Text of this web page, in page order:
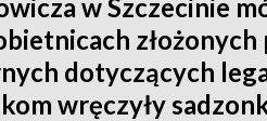
w Szczecinie
złożonych
dotyczących
wręczyły